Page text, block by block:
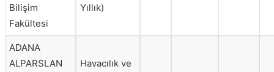
Bilişim
Fakültesi
Yıllık)
ADANA
ALPARSLAN
Havacılık ve